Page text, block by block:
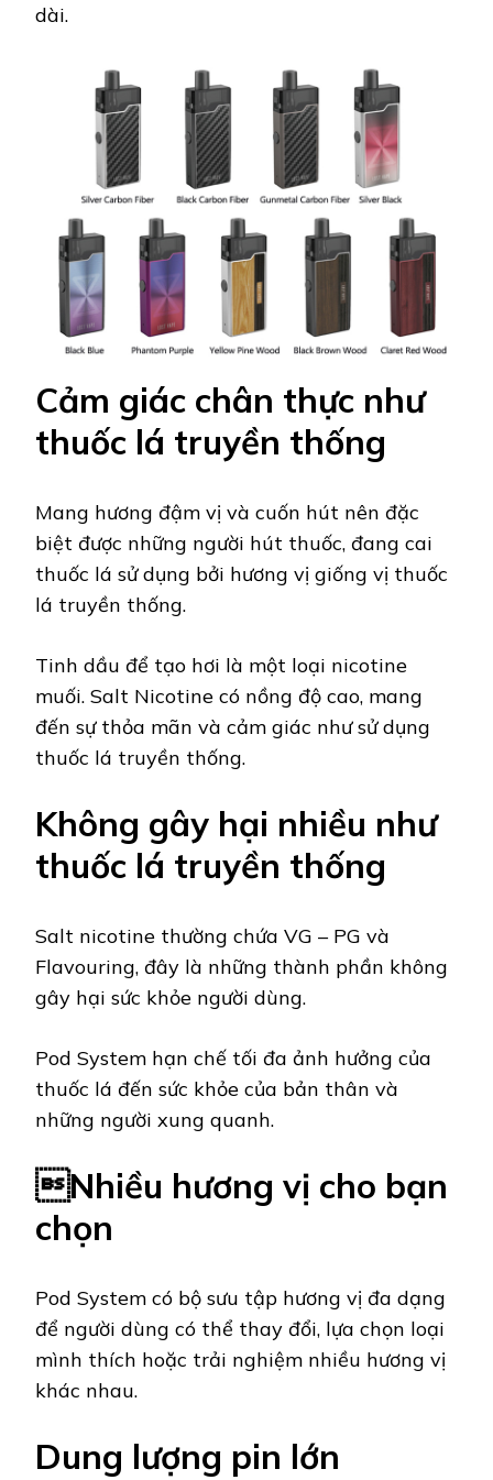
dài.
Cảm giác chân thực như
thuốc lá truyền thống
Mang hương đậm vị và cuốn hút nên đặc
biệt được những người hút thuốc, đang cai
thuốc lá sử dụng bởi hương vị giống vị thuốc
lá truyền thống.
Tinh dầu để tạo hơi là một loại nicotine
muối. Salt Nicotine có nồng độ cao, mang
đến sự thỏa mãn và cảm giác như sử dụng
thuốc lá truyền thống.
Không gây hại nhiều như
thuốc lá truyền thống
Salt nicotine thường chứa VG – PG và
Flavouring, đây là những thành phần không
gây hại sức khỏe người dùng.
Pod System hạn chế tối đa ảnh hưởng của
thuốc lá đến sức khỏe của bản thân và
những người xung quanh.
Nhiều hương vị cho bạn
chọn
Pod System có bộ sưu tập hương vị đa dạng
để người dùng có thể thay đổi, lựa chọn loại
mình thích hoặc trải nghiệm nhiều hương vị
khác nhau.
Dung lượng pin lớn